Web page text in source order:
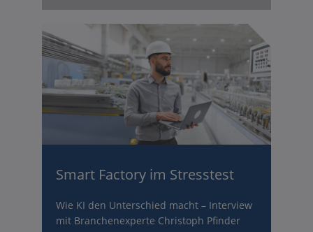
Smart Factory im Stresstest
Wie KI den Unterschied macht – Interview
mit Branchenexperte Christoph Pfinder